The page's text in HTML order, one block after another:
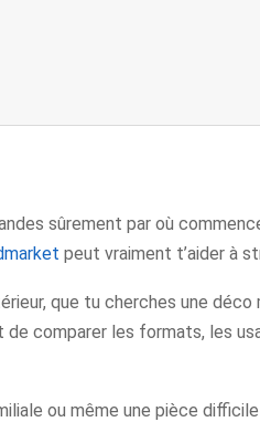
sûrement par où
peut vraiment t’aider à
que tu cherches une déco
de comparer les formats, les
ou même une pièce